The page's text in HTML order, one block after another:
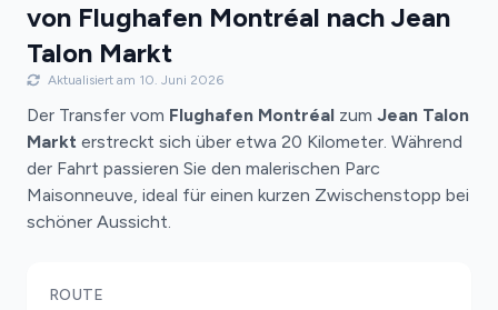
von Flughafen Montréal nach Jean
Talon Markt
Aktualisiert am 10. Juni 2026
Der Transfer vom Flughafen Montréal zum Jean Talon
Markt erstreckt sich über etwa 20 Kilometer. Während
der Fahrt passieren Sie den malerischen Parc
Maisonneuve, ideal für einen kurzen Zwischenstopp bei
schöner Aussicht.
ROUTE